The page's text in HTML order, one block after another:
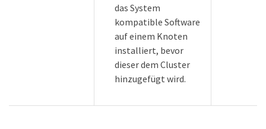
das System
kompatible Software
auf einem Knoten
installiert, bevor
dieser dem Cluster
hinzugefügt wird.